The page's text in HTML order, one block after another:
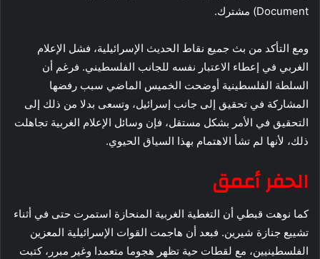
Document) مشترك.
ومع التأكد من بث جميع نقاط الحديث الإسرائيلية، فشل الإعلام
الغربي في إعطاء الاعتبار نفسه للجانب الفلسطيني. فرغم أن
السلطة الفلسطينية أوضحت الخميس الماضي سبب رفضها
المشاركة في تحقيق إلى جانب إسرائيل، وتسعى بدلا من ذلك إلى
التحقيق في الأمر بشكل مستقل، فإن وسائل الإعلام الغربية تجاهلت
ذلك، لأنها لم تشأ الاهتمام بهذا السياق الحيوي.
الحفر أعمق
كما نوهت قبطي أن التغطية الغربية المنحازة استمرت حتى في أثناء
تشييع جنازة شيرين. فبعد أن هاجمت القوات الإسرائيلية المعزين
الفلسطينيين، مع لقطات حية تظهر هجوما متعمدا وغير مبرر، كتبت